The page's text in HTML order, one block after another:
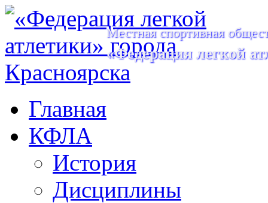
Местная спортивная
«Федерация легкой
Главная
КФЛА
История
Дисциплины